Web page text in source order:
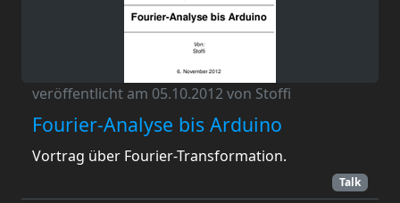
veröffentlicht am 05.10.2012 von Stoffi
Fourier-Analyse bis Arduino
Vortrag über Fourier-Transformation.
Talk